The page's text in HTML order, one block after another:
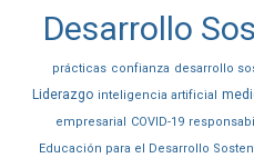
Desarrollo
prácticas confianza desarrollo
Liderazgo inteligencia artificial
empresarial
COVID-19
Educación para el Desarrollo